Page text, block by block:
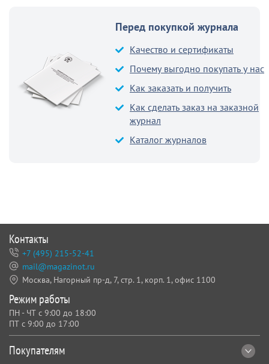
Перед покупкой журнала
Качество и сертификаты
Почему выгодно покупать у нас
Как заказать и получить
Как сделать заказ на заказной
журнал
Каталог журналов
Покупателям
Контакты
+7 (495) 215-52-41
mail@magazinot.ru
Москва, Нагорный пр-д, 7, стр. 1, корп. 1, офис 1100
Режим работы
ПН - ЧТ с 9:00 до 18:00
ПТ с 9:00 до 17:00